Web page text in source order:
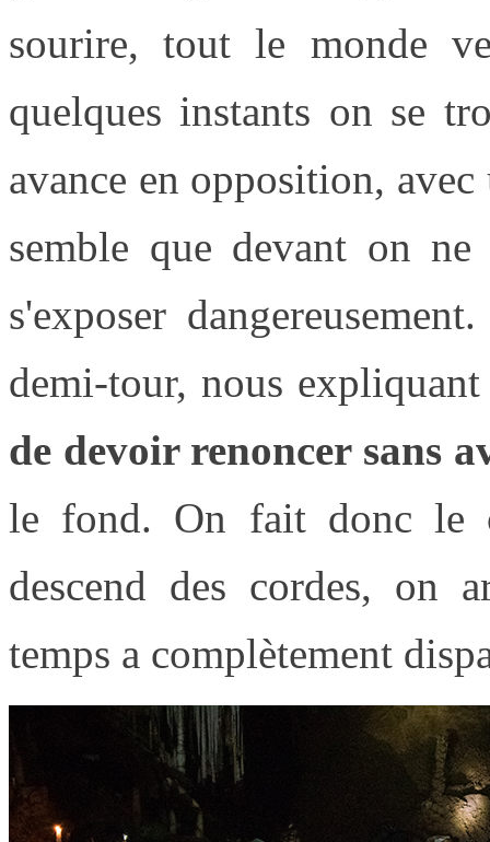
sourire, tout le monde
quelques instants on se
avance en opposition,
semble que devant on
s'exposer
demi-tour, nous
de devoir renoncer sans
le fond. On fait donc le
descend des cordes, on
temps a complètement